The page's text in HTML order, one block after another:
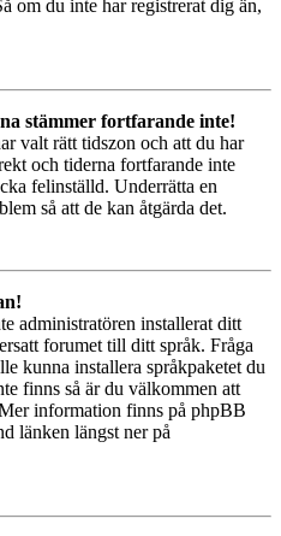
om du inte har registrerat dig än,
stämmer fortfarande inte!
valt rätt tidszon och att du har
och tiderna fortfarande inte
felinställd. Underrätta en
så att de kan åtgärda det.
administratören installerat ditt
forumet till ditt språk. Fråga
kunna installera språkpaketet du
finns så är du välkommen att
information finns på phpBB
länken längst ner på